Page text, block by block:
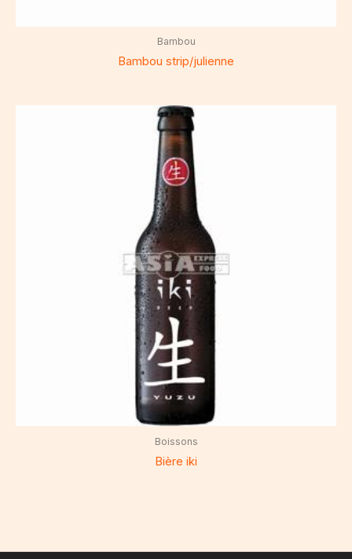
Bambou
Bambou strip/julienne
Boissons
Bière iki